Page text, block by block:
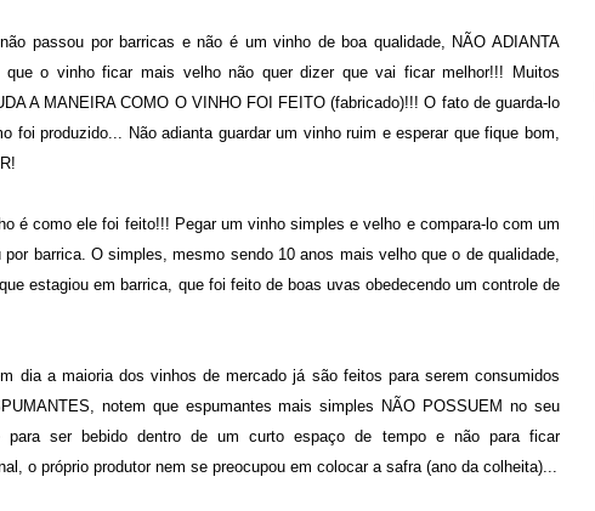
passou por barricas e não é um vinho de boa qualidade, NÃO ADIANTA
que o vinho ficar mais velho não quer dizer que vai ficar melhor!!! Muitos
A MANEIRA COMO O VINHO FOI FEITO (fabricado)!!! O fato de guarda-lo
foi produzido... Não adianta guardar um vinho ruim e esperar que fique bom,
é como ele foi feito!!! Pegar um vinho simples e velho e compara-lo com um
barrica. O simples, mesmo sendo 10 anos mais velho que o de qualidade,
estagiou em barrica, que foi feito de boas uvas obedecendo um controle de
dia a maioria dos vinhos de mercado já são feitos para serem consumidos
notem que espumantes mais simples NÃO POSSUEM no seu
ser bebido dentro de um curto espaço de tempo e não para ficar
o próprio produtor nem se preocupou em colocar a safra (ano da colheita)...